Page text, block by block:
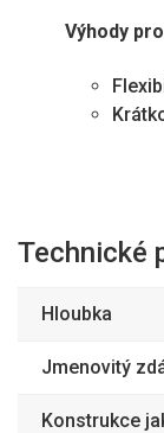
Výhody
Technické
Hloubka
Jmenovitý
Konstrukce